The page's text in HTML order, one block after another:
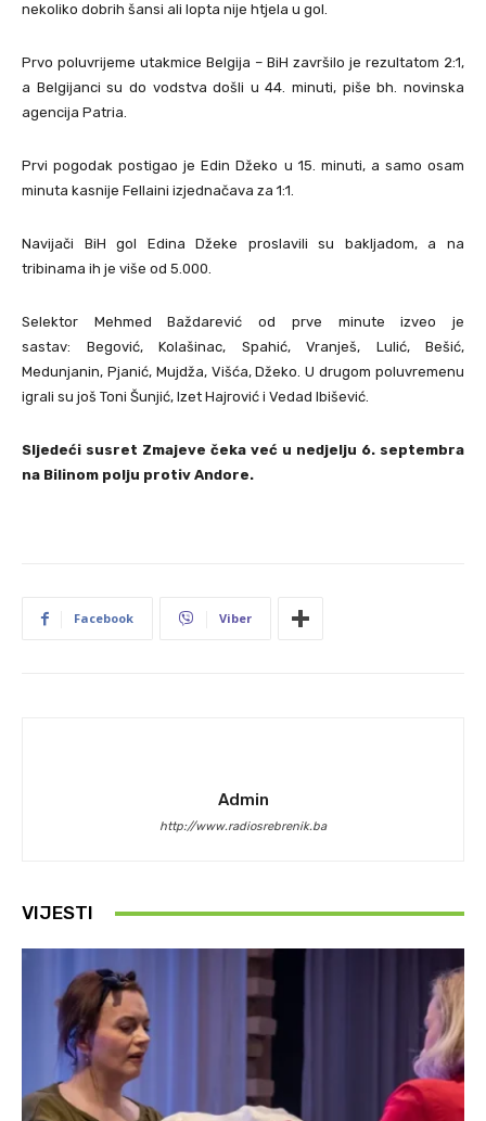
nekoliko dobrih šansi ali lopta nije htjela u gol.
Prvo poluvrijeme utakmice Belgija – BiH završilo je rezultatom 2:1,
a Belgijanci su do vodstva došli u 44. minuti, piše bh. novinska
agencija Patria.
Prvi pogodak postigao je Edin Džeko u 15. minuti, a samo osam
minuta kasnije Fellaini izjednačava za 1:1.
Navijači BiH gol Edina Džeke proslavili su bakljadom, a na
tribinama ih je više od 5.000.
Selektor Mehmed Baždarević od prve minute izveo je
sastav: Begović, Kolašinac, Spahić, Vranješ, Lulić, Bešić,
Medunjanin, Pjanić, Mujdža, Višća, Džeko. U drugom poluvremenu
igrali su još Toni Šunjić, Izet Hajrović i Vedad Ibišević.
Sljedeći susret Zmajeve čeka već u nedjelju 6. septembra
na Bilinom polju protiv Andore.
Facebook Viber
Admin
http://www.radiosrebrenik.ba
VIJESTI